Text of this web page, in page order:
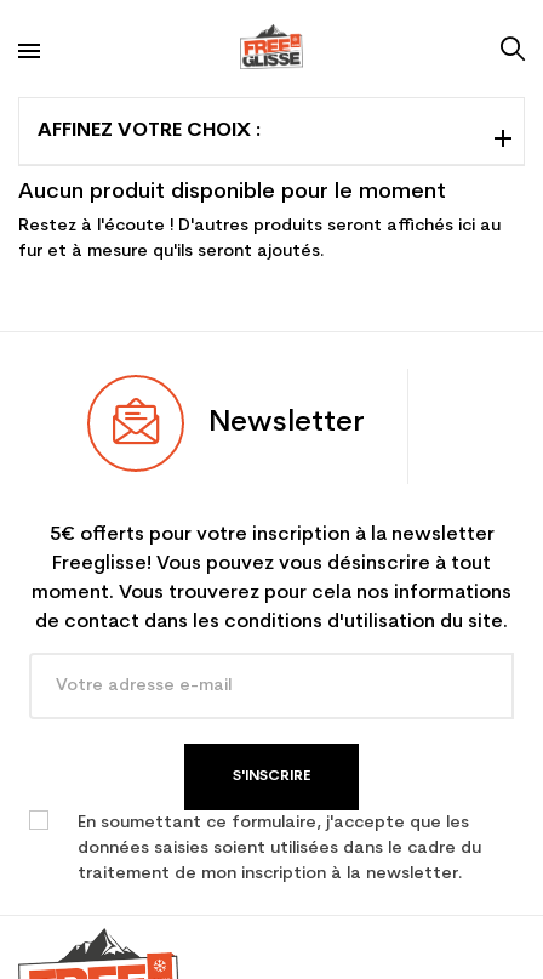
AFFINEZ VOTRE CHOIX :
Aucun produit disponible pour le moment
Restez à l'écoute ! D'autres produits seront affichés ici au
fur et à mesure qu'ils seront ajoutés.
Newsletter
5€ offerts pour votre inscription à la newsletter
Freeglisse! Vous pouvez vous désinscrire à tout
moment. Vous trouverez pour cela nos informations
de contact dans les conditions d'utilisation du site.
S'INSCRIRE
En soumettant ce formulaire, j'accepte que les
données saisies soient utilisées dans le cadre du
traitement de mon inscription à la newsletter.